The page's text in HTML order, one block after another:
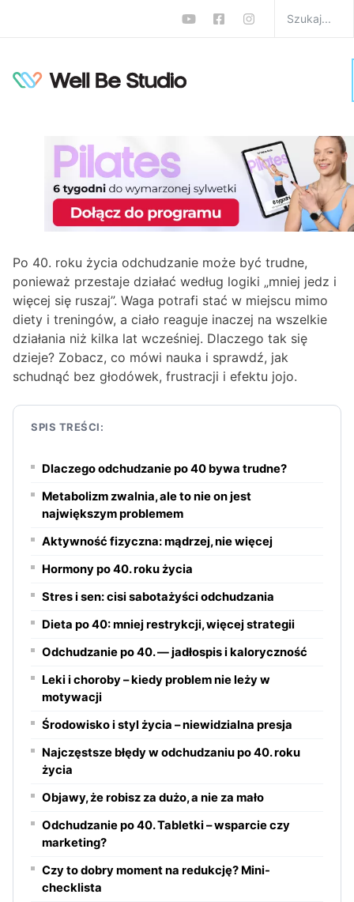
„Jem tyle samo, a tyję”,
schudnąć po 40 i jak to
zmienić
Monika Zalewska-Biełło 0 komentarzy
Po 40. roku życia odchudzanie może być trudne,
ponieważ przestaje działać według logiki „mniej jedz i
więcej się ruszaj”. Waga potrafi stać w miejscu mimo
diety i treningów, a ciało reaguje inaczej na wszelkie
działania niż kilka lat wcześniej. Dlaczego tak się
dzieje? Zobacz, co mówi nauka i sprawdź, jak
schudnąć bez głodówek, frustracji i efektu jojo.
SPIS TREŚCI:
Dlaczego odchudzanie po 40 bywa trudne?
Metabolizm zwalnia, ale to nie on jest
największym problemem
Aktywność fizyczna: mądrzej, niewięcej
Hormony po 40. roku życia
Stres i sen: cisi sabotażyści odchudzania
Dieta po 40: mniej restrykcji, więcej strategii
Odchudzanie po 40. — jadłospis i kaloryczność
Leki i choroby – kiedy problem nie leży w
motywacji
Środowisko i styl życia – niewidzialna presja
Najczęstsze błędy w odchudzaniu po 40. roku
życia
Objawy, że robisz za dużo, a nie za mało
Odchudzanie po 40. Tabletki – wsparcie czy
marketing?
Czy to dobry moment na redukcję? Mini-
checklista